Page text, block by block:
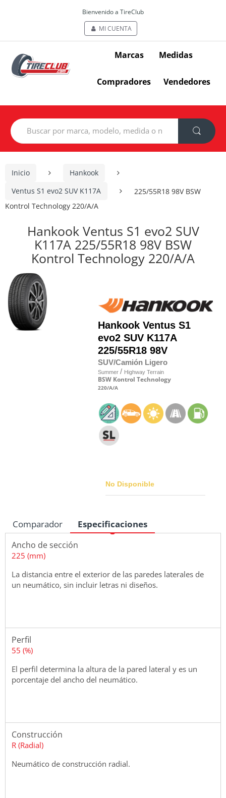
Bienvenido a TireClub
MI CUENTA
Marcas Medidas
Compradores Vendedores
Search
for:
Inicio
Hankook
Ventus S1 evo2 SUV K117A
225/55R18 98V BSW
Kontrol Technology 220/A/A
Hankook Ventus S1 evo2 SUV
K117A 225/55R18 98V BSW
Kontrol Technology 220/A/A
Hankook Ventus S1
evo2 SUV K117A
225/55R18 98V
SUV/Camión Ligero
Summer / Highway Terrain
BSW Kontrol Technology
220/A/A
No Disponible
Medidas
Comparador Especificaciones
Ancho de sección
225 (mm)
La distancia entre el exterior de las paredes laterales de
un neumático, sin incluir letras ni diseños.
Perfil
55 (%)
El perfil determina la altura de la pared lateral y es un
porcentaje del ancho del neumático.
Construcción
R (Radial)
Neumático de construcción radial.